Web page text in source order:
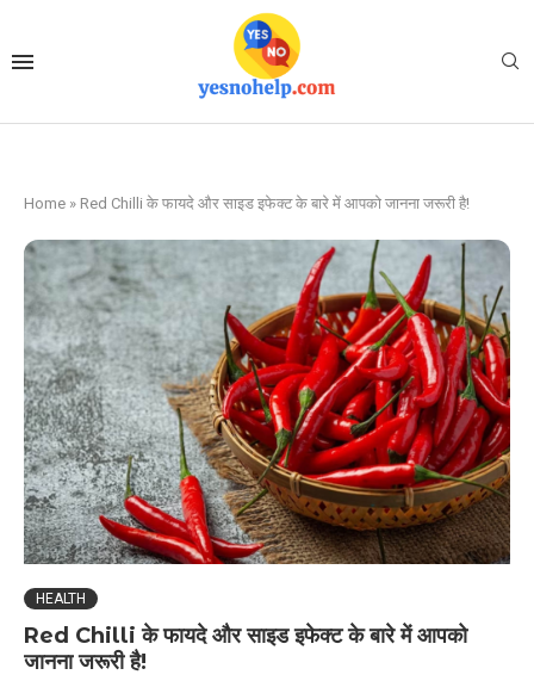
Home » Red Chilli के फायदे और साइड इफेक्ट के बारे में आपको जानना जरूरी है!
HEALTH
Red Chilli के फायदे और साइड इफेक्ट के बारे में आपको
जानना जरूरी है!